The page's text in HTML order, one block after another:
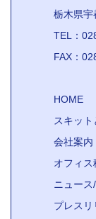
栃木県宇
TEL：
FAX：
HOME
スキット
会社案内
オフィ
ニュー
プレスリ